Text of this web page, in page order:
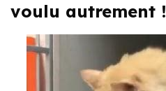
voulu autrement !